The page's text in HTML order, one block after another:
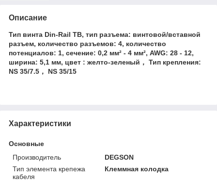
Описание
Тип винта Din-Rail TB, тип разъема: винтовой/вставной
разъем, количество разъемов: 4, количество
потенциалов: 1, сечение: 0,2 мм² - 4 мм², AWG: 28 - 12,
ширина: 5,1 мм, цвет : желто-зеленый， Тип крепления:
NS 35/7.5， NS 35/15
Характеристики
Основные
Производитель
DEGSON
Тип элемента крепежа
кабеля
Клеммная колодка